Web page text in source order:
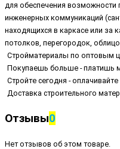
для обеспечения возможности
инженерных коммуникаций
находящихся в каркасе или за
потолков, перегородок,
Стройматериалы по оптовым
Покупаешь больше - платишь
Стройте сегодня -
Доставка строительного
Отзывы0
Нет отзывов об этом товаре.